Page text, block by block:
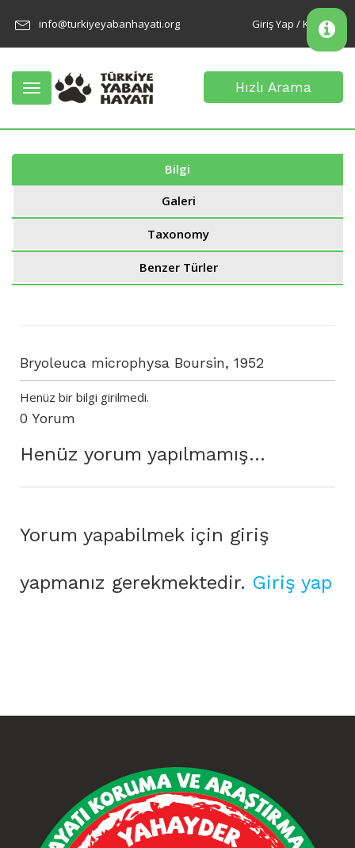
info@turkiyeyabanhayati.org Giriş Yap / Kayıt Ol
Toggle
navigation
Hızlı Arama
Bilgi
Galeri
Taxonomy
Benzer Türler
Bryoleuca microphysa Boursin, 1952
Henüz bir bilgi girilmedi.
0 Yorum
Henüz yorum yapılmamış...
Yorum yapabilmek için giriş
yapmanız gerekmektedir. Giriş yap